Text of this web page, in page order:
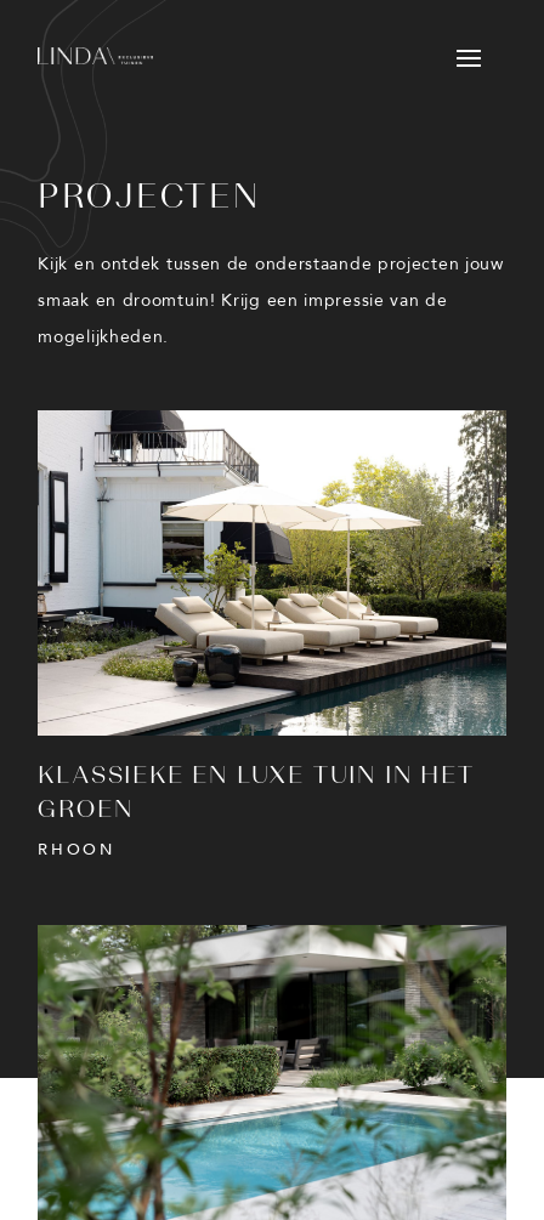
PROJECTEN
Kijk en ontdek tussen de onderstaande projecten jouw
smaak en droomtuin! Krijg een impressie van de
mogelijkheden.
BEKIJK PROJECT
KLASSIEKE EN LUXE TUIN IN HET
GROEN
RHOON
BEKIJK PROJECT